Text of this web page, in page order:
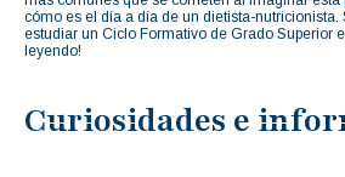
cómo es el día a día de un dietista-nutricionista.
estudiar un Ciclo Formativo de Grado Superior
leyendo!
Curiosidades e